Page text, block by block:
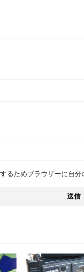
るためブラウザーに自